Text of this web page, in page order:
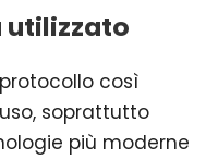
utilizzato
così
soprattutto
più moderne